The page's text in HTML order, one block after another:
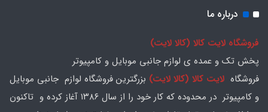
درباره ما
فروشگاه لایت کالا (کالا لایت)
پخش تک و عمده ی لوازم جانبی موبایل و کامپیوتر
فروشگاه لایت کالا (کالا لایت) بزرگترین فروشگاه لوازم جانبی موبایل
و کامپیوتر در محدوده که کار خود را از سال ۱۳۸۶ آغاز کرده و تاکنون